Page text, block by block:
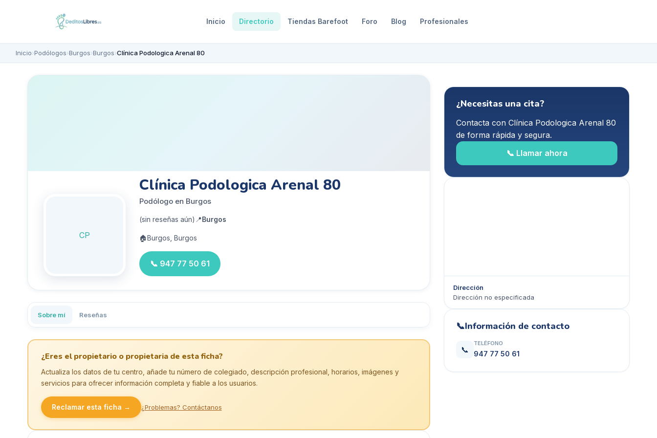
Inicio Directorio Tiendas Barefoot Foro Blog Profesionales
Inicio›Podólogos›Burgos›Burgos›Clínica Podologica Arenal 80
CP
Clínica Podologica Arenal 80
Podólogo en Burgos
(sin reseñas aún) 📍Burgos
🏠Burgos, Burgos
📞 947 77 50 61
Sobre mí Reseñas
¿Eres el propietario o propietaria de esta ficha?
Actualiza los datos de tu centro, añade tu número de colegiado, descripción profesional, horarios, imágenes y
servicios para ofrecer información completa y fiable a los usuarios.
Reclamar esta ficha → ¿Problemas? Contáctanos
¿Necesitas una cita?
Contacta con Clínica Podologica Arenal 80
de forma rápida y segura.
📞 Llamar ahora
Dirección
Dirección no especificada
📞Información de contacto
📞
TELÉFONO
947 77 50 61